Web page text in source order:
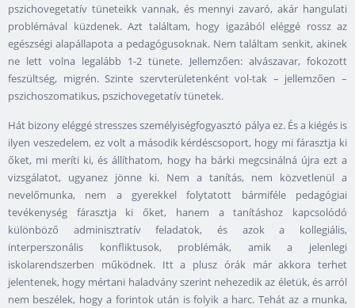
pszichovegetatív tüneteikk vannak, és mennyi zavaró, akár hangulati
problémával küzdenek. Azt találtam, hogy igazából eléggé rossz az
egészségi alapállapota a pedagógusoknak. Nem találtam senkit, akinek
ne lett volna legalább 1-2 tünete. Jellemzően: alvászavar, fokozott
feszültség, migrén. Szinte szervterületenként vol-tak – jellemzően –
pszichoszomatikus, pszichovegetatív tünetek.
Hát bizony eléggé stresszes személyiségfogyasztó pálya ez. És a kiégés is
ilyen veszedelem, ez volt a második kérdéscsoport, hogy mi fárasztja ki
őket, mi meríti ki, és állíthatom, hogy ha bárki megcsinálná újra ezt a
vizsgálatot, ugyanez jönne ki. Nem a tanítás, nem közvetlenül a
nevelőmunka, nem a gyerekkel folytatott bármiféle pedagógiai
tevékenység fárasztja ki őket, hanem a tanításhoz kapcsolódó
különböző adminisztratív feladatok, és azok a kollegiális,
interperszonális konfliktusok, problémák, amik a jelenlegi
iskolarendszerben működnek. Itt a plusz órák már akkora terhet
jelentenek, hogy mértani haladvány szerint nehezedik az életük, és arról
nem beszélek, hogy a forintok után is folyik a harc. Tehát az a munka,